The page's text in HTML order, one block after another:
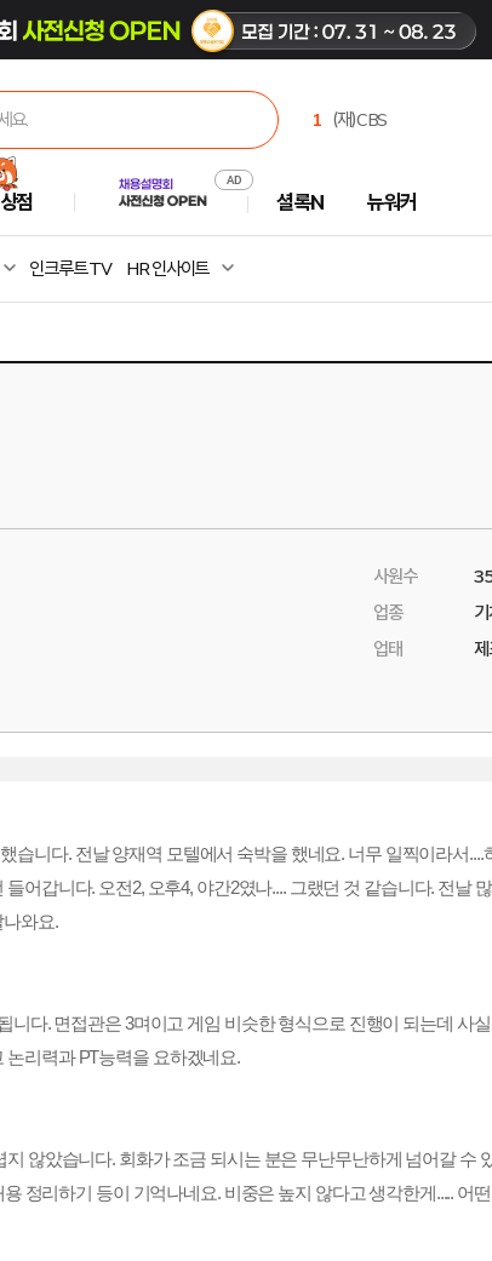
1 (재)CBS
4
한국수력원자력(주)
5 한국산업인력공단
점 셜록N 뉴워커
인크루트 TV HR 인사이트
사원수
업종
기
업태
습니다. 전날 양재역 모텔에서 숙박을 했네요. 너무 일찍이라서
어갑니다. 오전2, 오후4, 야간2였나.... 그랬던 것 같습니다. 전날
와요.
니다. 면접관은 3며이고 게임 비슷한 형식으로 진행이 되는데 사
논리력과 PT능력을 요하겠네요.
않았습니다. 회화가 조금 되시는 분은 무난무난하게 넘어갈 수
정리하기 등이 기억나네요. 비중은 높지 않다고 생각한게.....